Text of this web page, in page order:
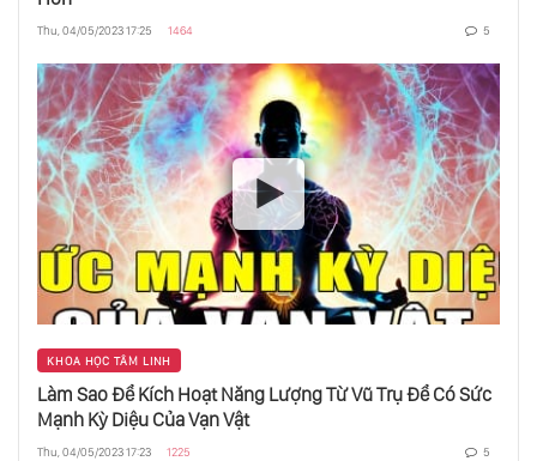
Thu, 04/05/2023 17:25 1464 5
KHOA HỌC TÂM LINH
Làm Sao Để Kích Hoạt Năng Lượng Từ Vũ Trụ Để Có Sức
Mạnh Kỳ Diệu Của Vạn Vật
Thu, 04/05/2023 17:23 1225 5